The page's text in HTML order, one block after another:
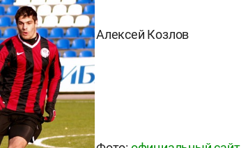
Алексей Козлов